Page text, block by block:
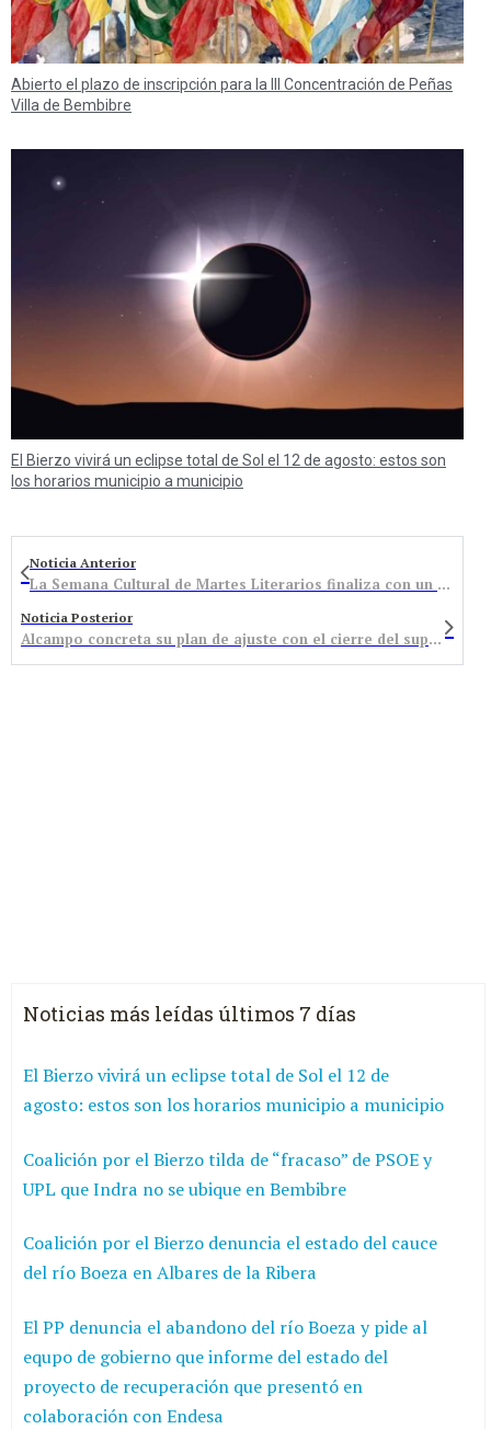
Abierto el plazo de inscripción para la III Concentración de Peñas
Villa de Bembibre
El Bierzo vivirá un eclipse total de Sol el 12 de agosto: estos son
los horarios municipio a municipio
Noticia Anterior
La Semana Cultural de Martes Literarios finaliza con un Concierto de la orquesta Mezzoforte
Noticia Posterior
Alcampo concreta su plan de ajuste con el cierre del supermercado de Bembibre, el único de la provincia de León
Noticias más leídas últimos 7 días
El Bierzo vivirá un eclipse total de Sol el 12 de
agosto: estos son los horarios municipio a municipio
Coalición por el Bierzo tilda de “fracaso” de PSOE y
UPL que Indra no se ubique en Bembibre
Coalición por el Bierzo denuncia el estado del cauce
del río Boeza en Albares de la Ribera
El PP denuncia el abandono del río Boeza y pide al
equpo de gobierno que informe del estado del
proyecto de recuperación que presentó en
colaboración con Endesa